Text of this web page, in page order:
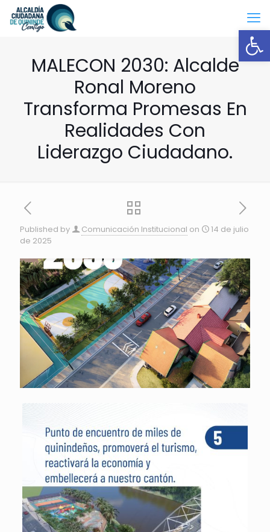
MALECON 2030: Alcalde
Ronal Moreno
Transforma Promesas En
Realidades Con
Liderazgo Ciudadano.
Published by Comunicación Institucional on
14 de julio
de 2025